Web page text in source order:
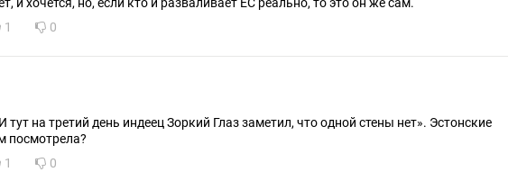
и хочется, но, если кто и разваливает ЕС реально, то это он же сам.
1 0
тут на третий день индеец Зоркий Глаз заметил, что одной стены нет». Эстонские
посмотрела?
1 0